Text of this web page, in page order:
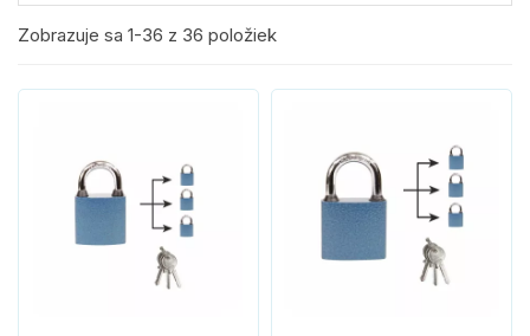
Zobrazuje sa 1-36 z 36 položiek